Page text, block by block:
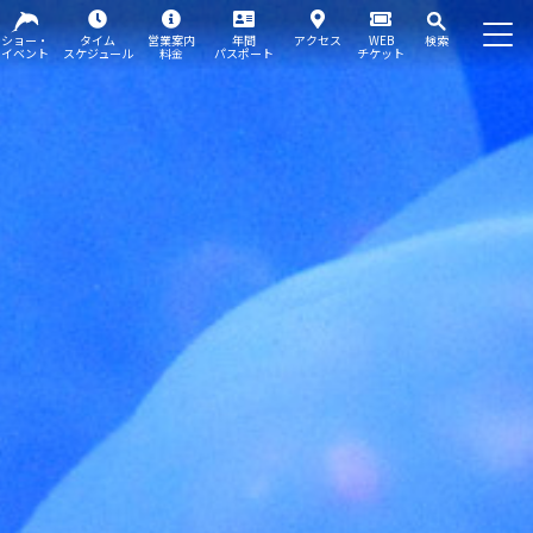
WEB
チケット
検索
ショー・
イベント
タイム
スケジュール
営業案内
料金
年間
パスポート
アクセス